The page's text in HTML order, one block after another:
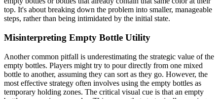
top. It's about breaking down the problem into smaller, manageable
steps, rather than being intimidated by the initial state.
Misinterpreting Empty Bottle Utility
Another common pitfall is underestimating the strategic value of the
empty bottles. Players might try to pour directly from one mixed
bottle to another, assuming they can sort as they go. However, the
most effective strategy often involves using the empty bottles as
temporary holding zones. The critical visual cue is that an empty